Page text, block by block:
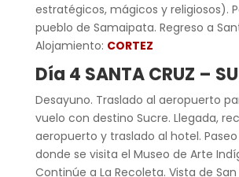
estratégicos, mágicos y religiosos).
pueblo de Samaipata. Regreso a
Alojamiento: CORTEZ
Día 4 SANTA CRUZ –
Desayuno. Traslado al aeropuerto
vuelo con destino Sucre. Llegada,
aeropuerto y traslado al hotel.
donde se visita el Museo de Arte
Continúe a La Recoleta. Vista de San